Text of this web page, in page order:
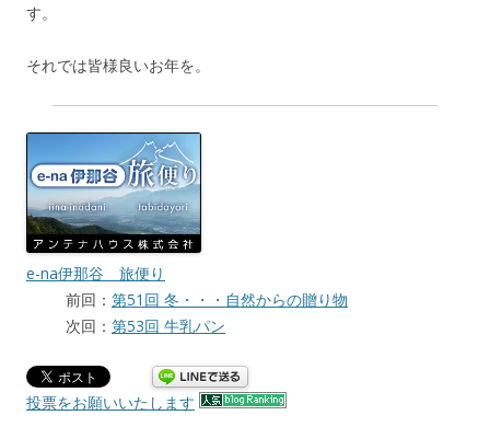
す。
それでは皆様良いお年を。
e-na伊那谷 旅便り
前回： 第51回 冬・・・自然からの贈り物
次回： 第53回 牛乳パン
投票をお願いいたします